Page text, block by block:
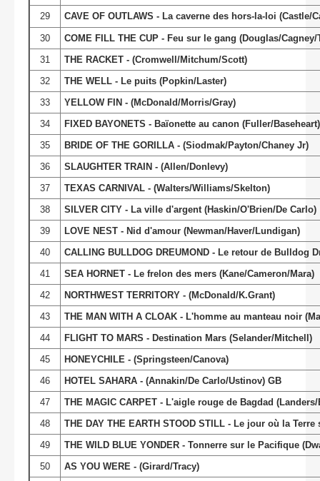
29 CAVE OF OUTLAWS - La caverne des hors-la-loi (Castle/
30
COME FILL THE CUP - Feu sur le gang (Douglas/Cagney/
31
THE RACKET - (Cromwell/Mitchum/Scott)
32
THE WELL - Le puits (Popkin/Laster)
33
YELLOW FIN - (McDonald/Morris/Gray)
34
FIXED BAYONETS - Baïonette au canon (Fuller/Baseheart)
35
BRIDE OF THE GORILLA - (Siodmak/Payton/Chaney Jr)
36
SLAUGHTER TRAIN - (Allen/Donlevy)
37
TEXAS CARNIVAL - (Walters/Williams/Skelton)
38
SILVER CITY - La ville d'argent (Haskin/O'Brien/De Carlo)
39
LOVE NEST - Nid d'amour (Newman/Haver/Lundigan)
40
CALLING BULLDOG DREUMOND - Le retour de Bulldog
41
SEA HORNET - Le frelon des mers (Kane/Cameron/Mara)
42
NORTHWEST TERRITORY - (McDonald/K.Grant)
43
THE MAN WITH A CLOAK - L'homme au manteau noir
44
FLIGHT TO MARS - Destination Mars (Selander/Mitchell)
45
HONEYCHILE - (Springsteen/Canova)
46
HOTEL SAHARA - (Annakin/De Carlo/Ustinov) GB
47
THE MAGIC CARPET - L'aigle rouge de Bagdad
48
THE DAY THE EARTH STOOD STILL - Le jour où la Terre
49
THE WILD BLUE YONDER - Tonnerre sur le Pacifique
50
AS YOU WERE - (Girard/Tracy)